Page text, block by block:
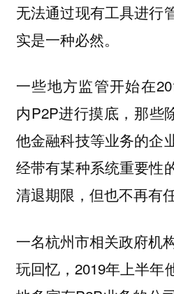
无法通过现有工具进行
实是一种必然。
一些地方监管开始在
内P2P进行摸底，那些
他金融科技等业务的企
经带有某种系统重要性
清退期限，但也不再有
一名杭州市相关政府机
玩回忆，2019年上半年